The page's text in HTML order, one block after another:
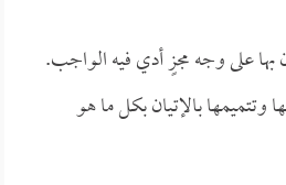
بها على وجه مجزٍ أدي فيه الواجب.
وتتميمها بالإتيان بكل ما هو